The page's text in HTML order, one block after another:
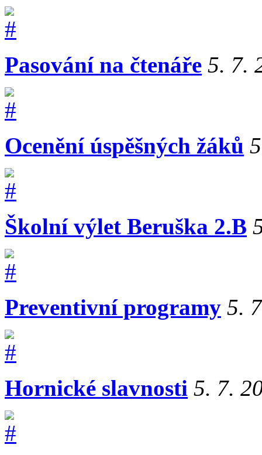
Pasování na čtenáře 5. 7.
Ocenění úspěšných žáků
Školní výlet Beruška 2.B
Preventivní programy 5.
Hornické slavnosti 5. 7.